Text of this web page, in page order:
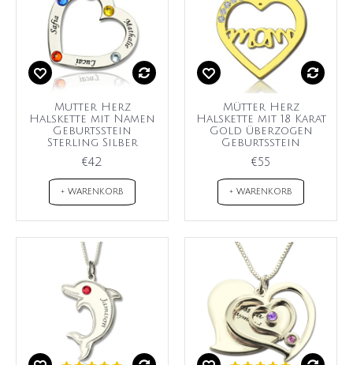
Mutter Herz
Halskette mit Namen
Geburtsstein
Sterling Silber
€42
+ WARENKORB
Mütter Herz
Halskette mit 18 Karat
Gold überzogen
Geburtsstein
€55
+ WARENKORB